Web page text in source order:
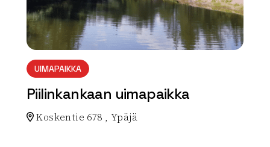
UIMAPAIKKA
Piilinkankaan uimapaikka
Koskentie 678 , Ypäjä